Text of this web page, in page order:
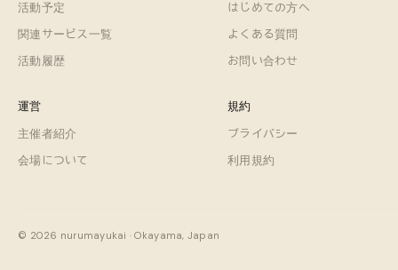
活動予定
関連サービス一覧
活動履歴
はじめての方へ
よくある質問
お問い合わせ
運営
主催者紹介
会場について
規約
プライバシー
利用規約
© 2026 nurumayukai · Okayama, Japan